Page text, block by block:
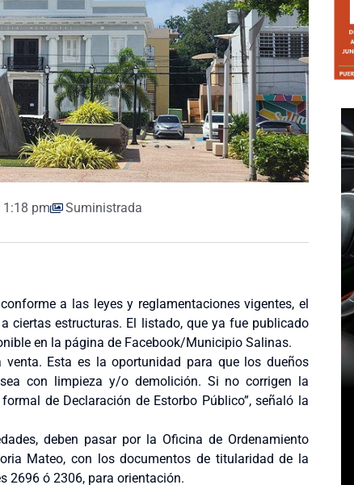
1:18 pm Suministrada
a las leyes y reglamentaciones vigentes, el
ciertas estructuras. El listado, que ya fue publicado
en la página de Facebook/Municipio Salinas.
Esta es la oportunidad para que los dueños
con limpieza y/o demolición. Si no corrigen la
de Declaración de Estorbo Público”, señaló la
deben pasar por la Oficina de Ordenamiento
Mateo, con los documentos de titularidad de la
2696 ó 2306, para orientación.